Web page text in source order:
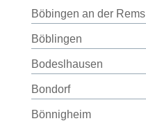
Böbingen an der Rems
Böblingen
Bodeslhausen
Bondorf
Bönnigheim